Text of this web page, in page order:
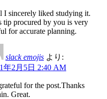
I sincerely liked studying it.
tip procured by you is very
for accurate planning.
slack emojis より:
年2月5日 2:40 AM
for the post.Thanks
Great.